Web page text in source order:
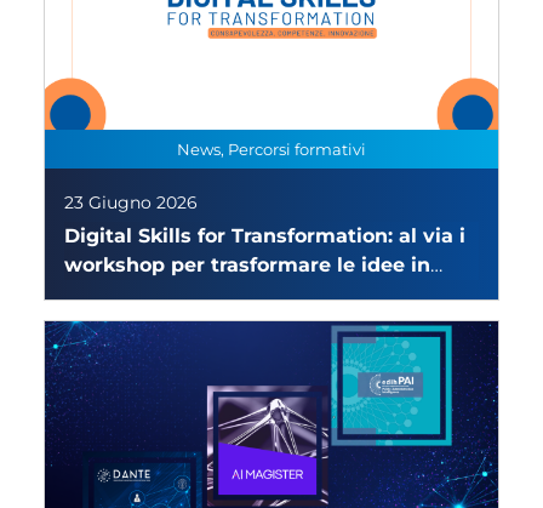
News, Percorsi formativi
23 Giugno 2026
Digital Skills for Transformation: al via i
workshop per trasformare le idee in